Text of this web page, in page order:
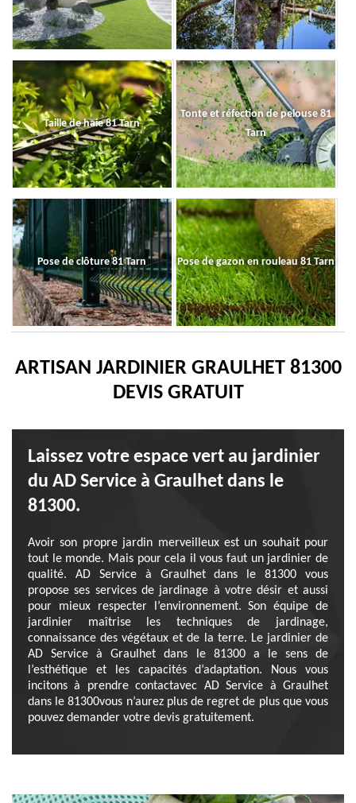
Taille de haie 81 Tarn
Tonte et réfection de pelouse 81
Tarn
Pose de clôture 81 Tarn Pose de gazon en rouleau 81 Tarn
ARTISAN JARDINIER GRAULHET 81300
DEVIS GRATUIT
Laissez votre espace vert au jardinier
du AD Service à Graulhet dans le
81300.
Avoir son propre jardin merveilleux est un souhait pour
tout le monde. Mais pour cela il vous faut un jardinier de
qualité. AD Service à Graulhet dans le 81300 vous
propose ses services de jardinage à votre désir et aussi
pour mieux respecter l’environnement. Son équipe de
jardinier maîtrise les techniques de jardinage,
connaissance des végétaux et de la terre. Le jardinier de
AD Service à Graulhet dans le 81300 a le sens de
l’esthétique et les capacités d’adaptation. Nous vous
incitons à prendre contactavec AD Service à Graulhet
dans le 81300vous n’aurez plus de regret de plus que vous
pouvez demander votre devis gratuitement.